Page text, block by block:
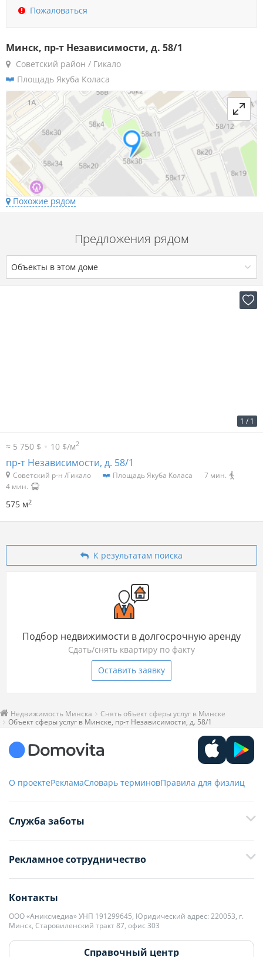
Пожаловаться
Минск, пр-т Независимости, д. 58/1
Советский район / Гикало
Площадь Якуба Коласа
Похожие рядом
Предложения рядом
Объекты в этом доме
1 / 1
≈ 5 750 $ 10 $/м2
пр-т Независимости, д. 58/1
Советский р-н /Гикало Площадь Якуба Коласа
7 мин.
4 мин.
575 м2
К результатам поиска
Подбор недвижимости в долгосрочную аренду
Сдать/снять квартиру по факту
Оставить заявку
Недвижимость Минска
Снять объект сферы услуг в Минске
Объект сферы услуг в Минске, пр-т Независимости, д. 58/1
О проектеРекламаСловарь терминовПравила для физлиц
Служба заботы
+375 29 376-13-70
+375 33 376-13-70
editor@domovita.by
Мы принимаем звонки и отвечаем на письма в будние дни с 9:00 до
18:00.
Рекламное сотрудничество
+375 29 563-15-61 Кристина Филюта
kb@domovita.by
+375 29 179-11-28 Владислав Гладченко
vg@domovita.by
Контакты
ООО «Аниксмедиа» УНП 191299645, Юридический адрес: 220053, г.
Минск, Старовиленский тракт 87, офис 303
Справочный центр